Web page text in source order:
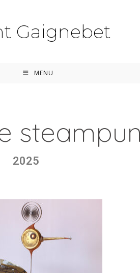
Gaignebet
MENU
2025